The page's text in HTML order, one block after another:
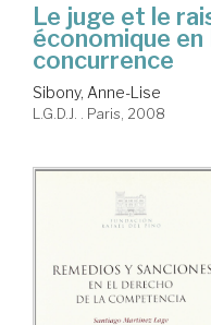
Le juge et le
économique
concurrence
Sibony, Anne-Lise
L.G.D.J. . Paris, 2008